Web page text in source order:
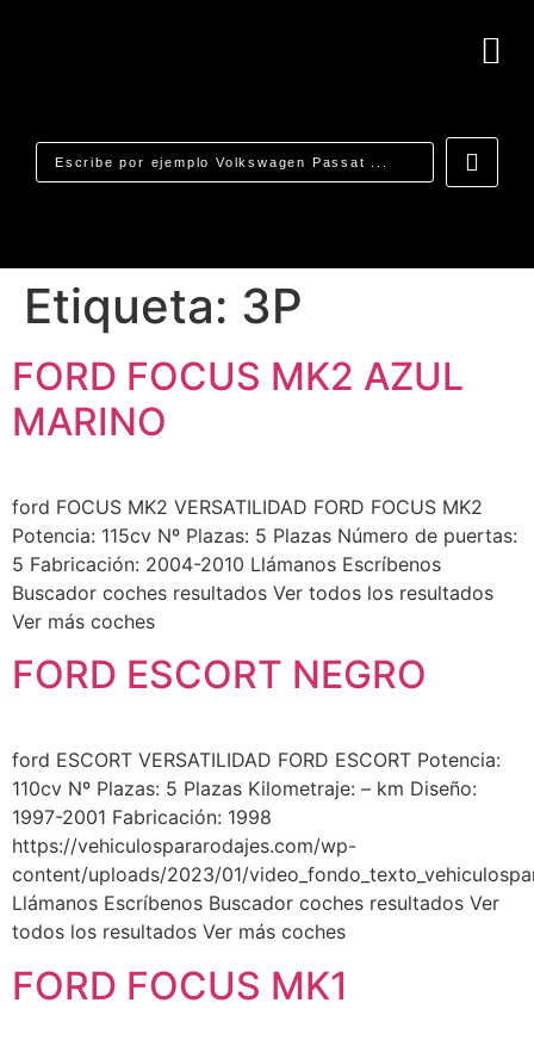
Etiqueta: 3P
FORD FOCUS MK2 AZUL
MARINO
ford FOCUS MK2 VERSATILIDAD FORD FOCUS MK2
Potencia: 115cv Nº Plazas: 5 Plazas Número de puertas:
5 Fabricación: 2004-2010 Llámanos Escríbenos
Buscador coches resultados Ver todos los resultados
Ver más coches
FORD ESCORT NEGRO
ford ESCORT VERSATILIDAD FORD ESCORT Potencia:
110cv Nº Plazas: 5 Plazas Kilometraje: – km Diseño:
1997-2001 Fabricación: 1998
https://vehiculospararodajes.com/wp-
content/uploads/2023/01/
Llámanos Escríbenos Buscador coches resultados Ver
todos los resultados Ver más coches
FORD FOCUS MK1